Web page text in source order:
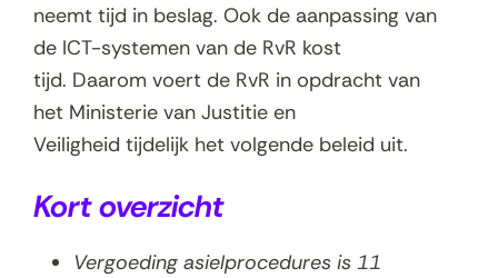
neemt tijd in beslag. Ook de aanpassing van
de ICT-systemen van de RvR kost
tijd. Daarom voert de RvR in opdracht van
het Ministerie van Justitie en
Veiligheid tijdelijk het volgende beleid uit.
Kort overzicht
Vergoeding asielprocedures is 11